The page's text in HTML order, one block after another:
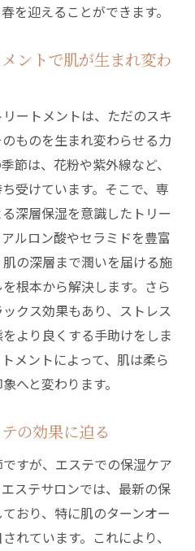
を迎えることができます。
ントで肌が生まれ変わ
ートメントは、ただのスキ
ものを生まれ変わらせる力
節は、花粉や紫外線など、
受けています。そこで、専
深層保湿を意識したトリー
ルロン酸やセラミドを豊富
の深層まで潤いを届ける施
根本から解決します。さら
クス効果もあり、ストレス
より良くする手助けをしま
メントによって、肌は柔ら
へと変わります。
の効果に迫る
すが、エステでの保湿ケア
ステサロンでは、最新の保
おり、特に肌のターンオー
れています。これにより、